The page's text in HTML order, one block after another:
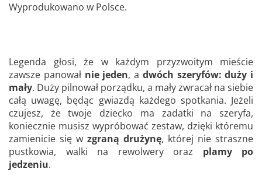
Wyprodukowano w Polsce.
Legenda głosi, że w każdym przyzwoitym mieście
zawsze panował nie jeden, a dwóch szeryfów: duży i
mały. Duży pilnował porządku, a mały zwracał na siebie
całą uwagę, będąc gwiazdą każdego spotkania. Jeżeli
czujesz, że twoje dziecko ma zadatki na szeryfa,
koniecznie musisz wypróbować zestaw, dzięki któremu
zamienicie się w zgraną drużynę, której nie straszne
pustkowia, walki na rewolwery oraz plamy po
jedzeniu.